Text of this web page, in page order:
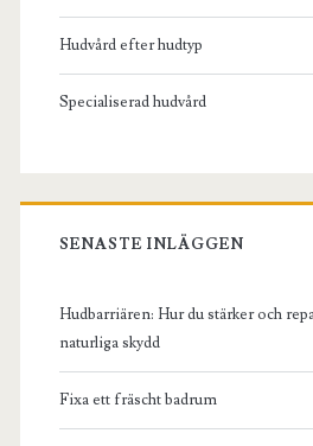
Hudvård efter hudtyp
Specialiserad hudvård
SENASTE INLÄGGEN
Hudbarriären: Hur du stärker och
naturliga skydd
Fixa ett fräscht badrum